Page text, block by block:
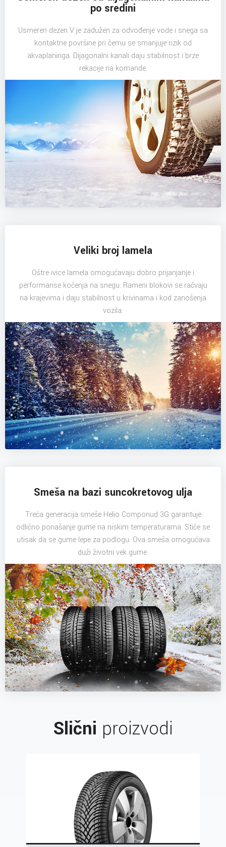
po sredini
Usmeren dezen V je zadužen za odvođenje vode i snega sa
kontaktne površine pri čemu se smanjuje rizik od
akvaplaninga. Dijagonalni kanali daju stabilnost i brze
rekacije na komande.
Veliki broj lamela
Oštre ivice lamela omogućavaju dobro prijanjanje i
performanse kočenja na snegu. Rameni blokovi se račvaju
na krajevima i daju stabilnost u krivinama i kod zanošenja
vozila.
Smeša na bazi suncokretovog ulja
Treća generacija smeše Helio Componud 3G garantuje
odlično ponašanje gume na niskim temperaturama. Stiče se
utisak da se gume lepe za podlogu. Ova smeša omogućava
duži životni vek gume.
Slični proizvodi